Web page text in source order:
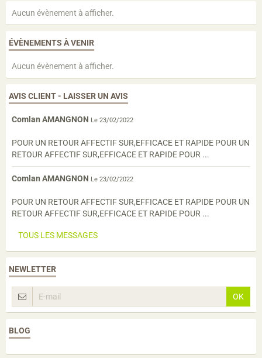
Aucun évènement à afficher.
ÉVÈNEMENTS À VENIR
Aucun évènement à afficher.
AVIS CLIENT - LAISSER UN AVIS
Comlan AMANGNON Le 23/02/2022
POUR UN RETOUR AFFECTIF SUR,EFFICACE ET RAPIDE POUR UN
RETOUR AFFECTIF SUR,EFFICACE ET RAPIDE POUR ...
Comlan AMANGNON Le 23/02/2022
POUR UN RETOUR AFFECTIF SUR,EFFICACE ET RAPIDE POUR UN
RETOUR AFFECTIF SUR,EFFICACE ET RAPIDE POUR ...
TOUS LES MESSAGES
NEWLETTER
OK
BLOG